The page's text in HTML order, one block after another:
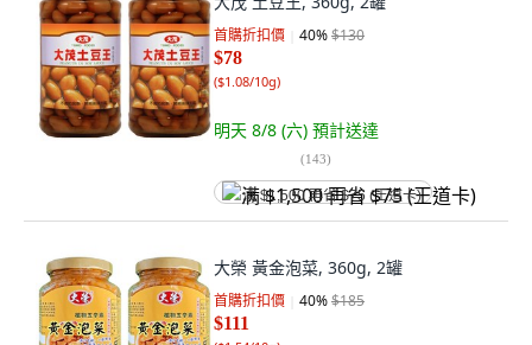
首購折扣價 40%$130
$78
($1.08/10g)
明天 8/8 (六) 預計送達
(143)
满 $1,500 再省 $75 (王道卡)
大榮 黃金泡菜, 360g, 2罐
首購折扣價 40%$185
$111